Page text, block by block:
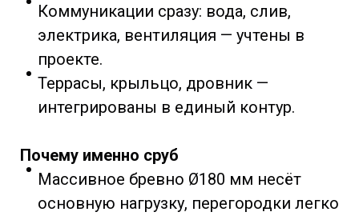
Коммуникации сразу: вода, слив,
электрика, вентиляция — учтены в
проекте.
Террасы, крыльцо, дровник —
интегрированы в единый контур.
Почему именно сруб
Массивное бревно Ø180 мм несёт
основную нагрузку, перегородки легко